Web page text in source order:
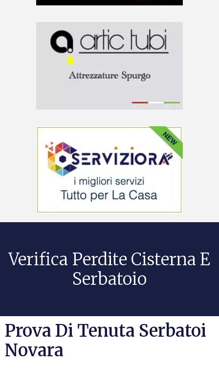
Verifica Perdite Cisterna E
Serbatoio
Prova Di Tenuta Serbatoi
Novara